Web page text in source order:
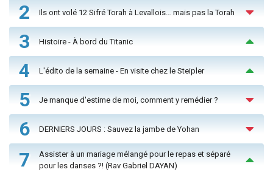
2 Ils ont volé 12 Sifré Torah à Levallois… mais pas la Torah
3 Histoire - À bord du Titanic
4 L'édito de la semaine - En visite chez le Steipler
5 Je manque d'estime de moi, comment y remédier ?
6 DERNIERS JOURS : Sauvez la jambe de Yohan
7
Assister à un mariage mélangé pour le repas et séparé
pour les danses ?! (Rav Gabriel DAYAN)